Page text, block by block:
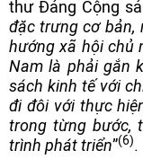
thư Đảng Cộng
đặc trưng cơ bản,
hướng xã hội chủ
Nam là phải gắn
sách kinh tế với
đi đôi với thực
trong từng bước,
trình phát triển”(6).